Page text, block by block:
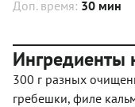
Доп. время: 30 мин
Ингредиенты
300 г разных
гребешки, филе